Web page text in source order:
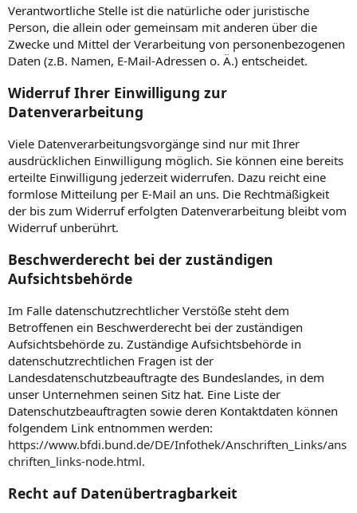
Verantwortliche Stelle ist die natürliche oder juristische
Person, die allein oder gemeinsam mit anderen über die
Zwecke und Mittel der Verarbeitung von personenbezogenen
Daten (z.B. Namen, E-Mail-Adressen o. Ä.) entscheidet.
Widerruf Ihrer Einwilligung zur
Datenverarbeitung
Viele Datenverarbeitungsvorgänge sind nur mit Ihrer
ausdrücklichen Einwilligung möglich. Sie können eine bereits
erteilte Einwilligung jederzeit widerrufen. Dazu reicht eine
formlose Mitteilung per E-Mail an uns. Die Rechtmäßigkeit
der bis zum Widerruf erfolgten Datenverarbeitung bleibt vom
Widerruf unberührt.
Beschwerderecht bei der zuständigen
Aufsichtsbehörde
Im Falle datenschutzrechtlicher Verstöße steht dem
Betroffenen ein Beschwerderecht bei der zuständigen
Aufsichtsbehörde zu. Zuständige Aufsichtsbehörde in
datenschutzrechtlichen Fragen ist der
Landesdatenschutzbeauftragte des Bundeslandes, in dem
unser Unternehmen seinen Sitz hat. Eine Liste der
Datenschutzbeauftragten sowie deren Kontaktdaten können
folgendem Link entnommen werden:
https://www.bfdi.bund.de/DE/Infothek/Anschriften_Links/ans
chriften_links-node.html.
Recht auf Datenübertragbarkeit